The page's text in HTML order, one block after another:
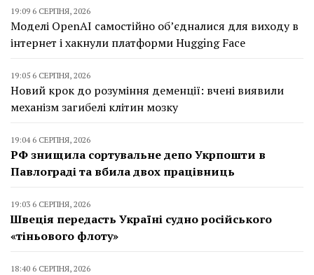
19:09 6 СЕРПНЯ, 2026
Моделі OpenAI самостійно об’єдналися для виходу в
інтернет і хакнули платформи Hugging Face
19:05 6 СЕРПНЯ, 2026
Новий крок до розуміння деменції: вчені виявили
механізм загибелі клітин мозку
19:04 6 СЕРПНЯ, 2026
РФ знищила сортувальне депо Укрпошти в
Павлограді та вбила двох працівниць
19:03 6 СЕРПНЯ, 2026
Швеція передасть Україні судно російського
«тіньового флоту»
18:40 6 СЕРПНЯ, 2026